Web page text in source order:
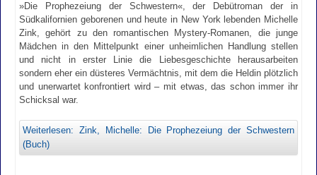
»Die Prophezeiung der Schwestern«, der Debütroman der in
Südkalifornien geborenen und heute in New York lebenden Michelle
Zink, gehört zu den romantischen Mystery-Romanen, die junge
Mädchen in den Mittelpunkt einer unheimlichen Handlung stellen
und nicht in erster Linie die Liebesgeschichte herausarbeiten
sondern eher ein düsteres Vermächtnis, mit dem die Heldin plötzlich
und unerwartet konfrontiert wird – mit etwas, das schon immer ihr
Schicksal war.
Weiterlesen: Zink, Michelle: Die Prophezeiung der Schwestern
(Buch)